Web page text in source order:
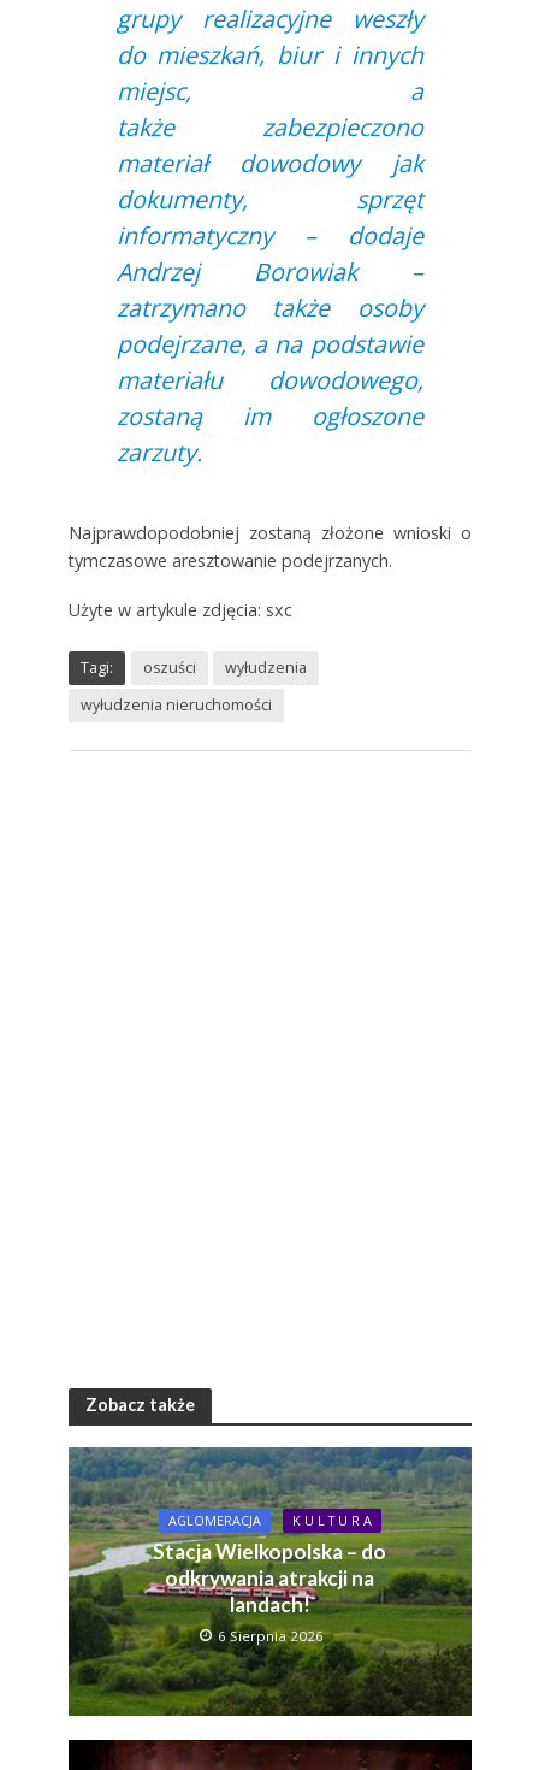
grupy realizacyjne weszły
do mieszkań, biur i innych
miejsc, a
także zabezpieczono
materiał dowodowy jak
dokumenty, sprzęt
informatyczny – dodaje
Andrzej Borowiak –
zatrzymano także osoby
podejrzane, a na podstawie
materiału dowodowego,
zostaną im ogłoszone
zarzuty.
Najprawdopodobniej zostaną złożone wnioski o
tymczasowe aresztowanie podejrzanych.
Użyte w artykule zdjęcia: sxc
Tagi: oszuści
wyłudzenia
wyłudzenia nieruchomości
Zobacz także
AGLOMERACJA K U L T U R A
Stacja Wielkopolska – do
odkrywania atrakcji na
landach!
6 Sierpnia 2026